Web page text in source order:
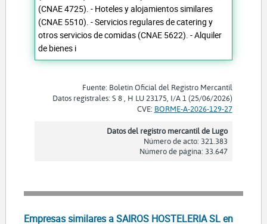
(CNAE 4725). - Hoteles y alojamientos similares
(CNAE 5510). - Servicios regulares de catering y
otros servicios de comidas (CNAE 5622). - Alquiler
de bienes i
Fuente: Boletín Oficial del Registro Mercantil
Datos registrales: S 8 , H LU 23175, I/A 1 (25/06/2026)
CVE: BORME-A-2026-129-27
Datos del registro mercantil de Lugo
Número de acto: 321.383
Número de página: 33.647
Empresas similares a SAIROS HOSTELERIA SL en